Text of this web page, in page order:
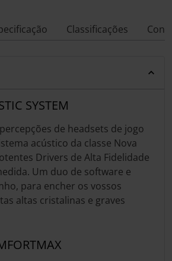
Classificações
SYSTEM
de headsets de jogo
acústico da classe Nova
Drivers de Alta Fidelidade
Um duo de software e
para encher os vossos
altas cristalinas e graves